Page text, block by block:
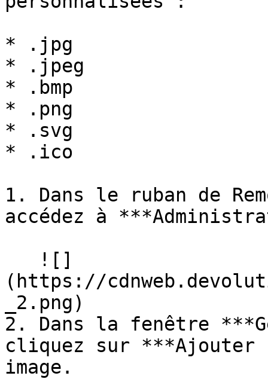
* .jpg
* .jpeg
* .bmp
* .png
* .svg
* .ico
1. Dans le ruban de
accédez à
(https://
_2.png)
2. Dans la fenêtre
cliquez sur ***Ajouter
image.